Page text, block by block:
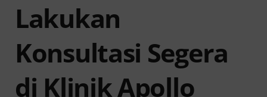
Lakukan
Konsultasi Segera
di Klinik Apollo